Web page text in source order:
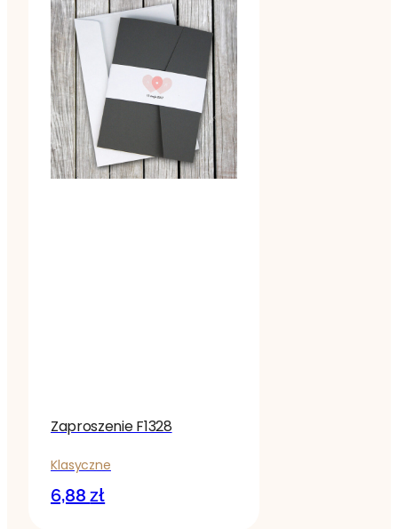
Zaproszenie F1328
Klasyczne
6,88zł